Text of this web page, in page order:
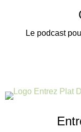
Le podcast